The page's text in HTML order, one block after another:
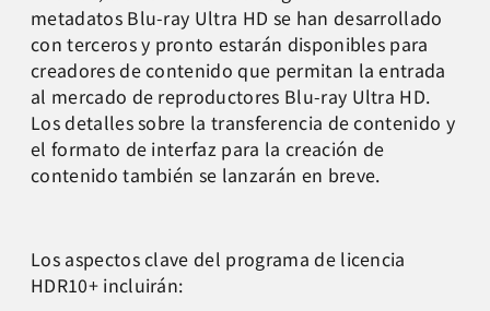
metadatos Blu-ray Ultra HD se han desarrollado
con terceros y pronto estarán disponibles para
creadores de contenido que permitan la entrada
al mercado de reproductores Blu-ray Ultra HD.
Los detalles sobre la transferencia de contenido y
el formato de interfaz para la creación de
contenido también se lanzarán en breve.
Los aspectos clave del programa de licencia
HDR10+ incluirán: